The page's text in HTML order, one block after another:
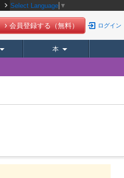
Select Language ▼
会員登録する（無料） ログイン
本